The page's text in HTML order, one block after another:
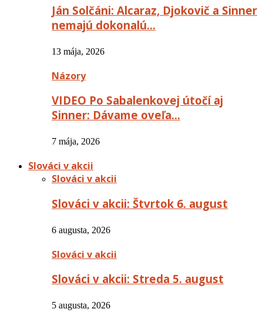
Ján Solčáni: Alcaraz, Djokovič a Sinner
nemajú dokonalú…
13 mája, 2026
Názory
VIDEO Po Sabalenkovej útočí aj
Sinner: Dávame oveľa…
7 mája, 2026
Slováci v akcii
Slováci v akcii
Slováci v akcii: Štvrtok 6. august
6 augusta, 2026
Slováci v akcii
Slováci v akcii: Streda 5. august
5 augusta, 2026